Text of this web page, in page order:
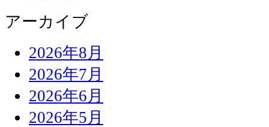
アーカイブ
2026年8月
2026年7月
2026年6月
2026年5月